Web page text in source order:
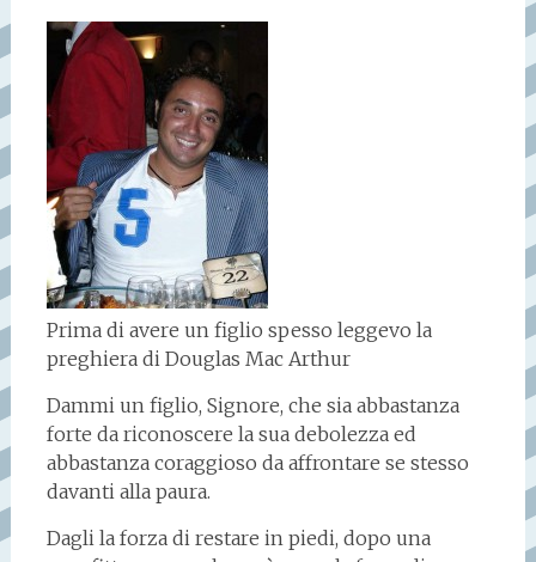
Prima di avere un figlio spesso leggevo la
preghiera di Douglas Mac Arthur
Dammi un figlio, Signore, che sia abbastanza
forte da riconoscere la sua debolezza ed
abbastanza coraggioso da affrontare se stesso
davanti alla paura.
Dagli la forza di restare in piedi, dopo una